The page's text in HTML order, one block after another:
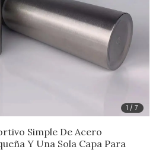
1 /7
Simple De Acero
Y Una Sola Capa Para